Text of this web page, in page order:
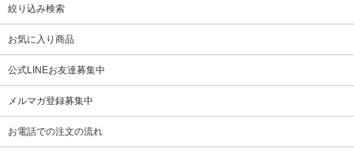
絞り込み検索
お気に入り商品
公式LINEお友達募集中
メルマガ登録募集中
お電話での注文の流れ